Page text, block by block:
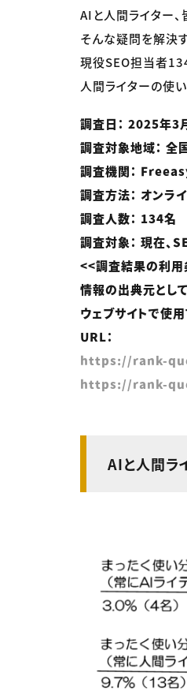
AIと人間ライター
そんな疑問を解決
現役SEO担当者
人間ライターの使
調査日： 2025年
調査対象地域： 全
調査機関：
調査方法： オンラ
調査人数： 134名
調査対象： 現在、
<<調査結果の利
情報の出典元とし
ウェブサイトで使
URL：
https://rank-
https://rank-
AIと人間ラ